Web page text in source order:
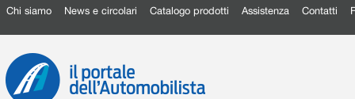
Chi siamo News e circolari Catalogo prodotti Assistenza Contatti